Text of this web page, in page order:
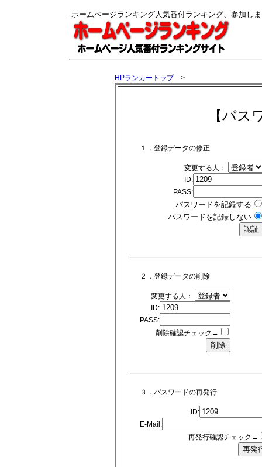
-ホームページランキング人気番付ランキング、参加し
HPランカートップ>
【パス
１．登録データの修正
変更する人：
ID:
PASS:
パスワードを記録する
パスワードを記録しない
２．登録データの削除
変更する人：
ID:
PASS:
削除確認チェック→
３．パスワードの再発行
ID:
E-Mail:
再発行確認チェック→